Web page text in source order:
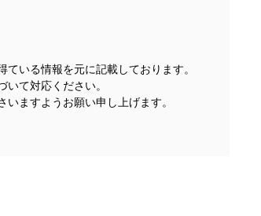
いる情報を元に記載しております。
て対応ください。
ますようお願い申し上げます。